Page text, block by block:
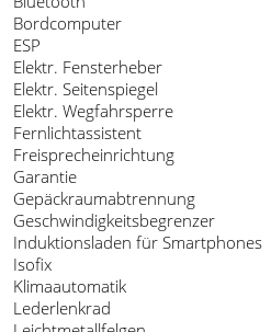
Bordcomputer
ESP
Elektr. Fensterheber
Elektr. Seitenspiegel
Elektr. Wegfahrsperre
Fernlichtassistent
Freisprecheinrichtung
Garantie
Gepäckraumabtrennung
Geschwindigkeitsbegrenzer
Induktionsladen für Smartphones
Isofix
Klimaautomatik
Lederlenkrad